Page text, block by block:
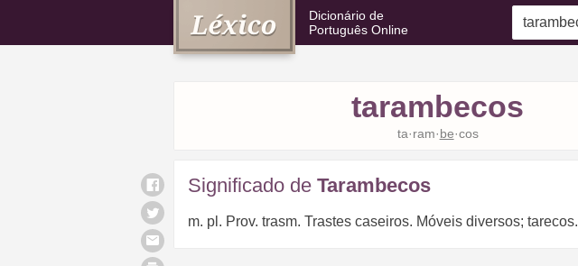
Dicionário de
Português Online
tarambecos
ta·ram·be·cos
Significado de Tarambecos
m. pl. Prov. trasm. Trastes caseiros. Móveis diversos; tarecos.